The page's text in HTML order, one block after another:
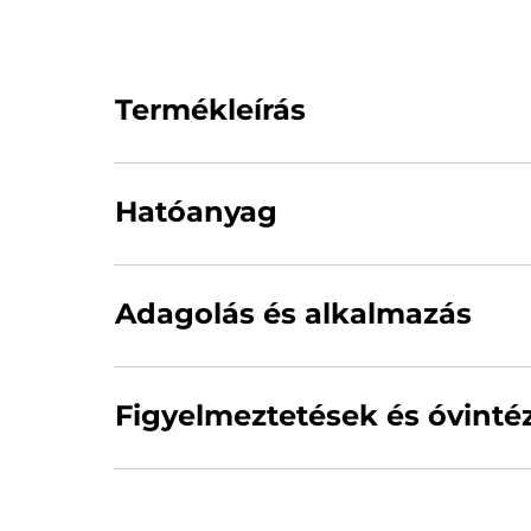
Termékleírás
Szüntesse meg a torokfájást az első
hatású készítmény. Fájdalomcsillapító
eukaliptusz tartalmának köszönhetően
Hatóanyag
0,6 mg amilmetakrezol, ill. 1,2 mg 2,4-
Adagolás és alkalmazás
Adagolás: A tünetek kezeléséhez a
néhány (4-6) napon belül megszűnnek.
serdülők: 5 éves kor feletti gyermekek:
Figyelmeztetések és
A megadott dózist nem szabad túllépni.